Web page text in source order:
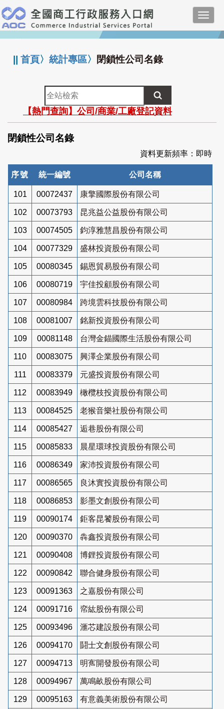
跳
到
主
要
:::
||首頁〉統計專區〉 閉鎖性公司名錄
全
站
檢
索
【熱門查詢】公司/商業/工廠登記資料
閉鎖性公司名錄
資料更新頻率：即時
序號 統一編號 公司名稱
101 00072437 康擎國際股份有限公司
102 00073793 昆兆益公益股份有限公司
103 00074505 鈞淳雅慧昌股份有限公司
104 00077329 盛林投資股份有限公司
105 00080345 錫恩貿易股份有限公司
106 00080719 宇佳投顧股份有限公司
107 00080984 跨境雲科技股份有限公司
108 00081007 銘新投資股份有限公司
109 00081148 台灣金錨國際生活股份有限公司
110 00083075 興澤企業股份有限公司
111 00083379 元盛投資股份有限公司
112 00083949 橄欖枝投資股份有限公司
113 00084525 老猴音樂社股份有限公司
114 00085427 逅巷股份有限公司
115 00085833 晨星環球投資股份有限公司
116 00086349 家沛投資股份有限公司
117 00086565 良沐實投資股份有限公司
118 00086853 影墨文創股份有限公司
119 00090174 鉅客昆饕股份有限公司
120 00090370 犇鑫投資股份有限公司
121 00090408 博鋰投資股份有限公司
122 00090842 聯合健身股份有限公司
123 00091363 之嘉股份有限公司
124 00091716 帟紘股份有限公司
125 00093496 滙芯建設股份有限公司
126 00094170 鬪士文創股份有限公司
127 00094713 明寯開發股份有限公司
128 00094967 萬鳴畝股份有限公司
129 00095163 有意義美術股份有限公司